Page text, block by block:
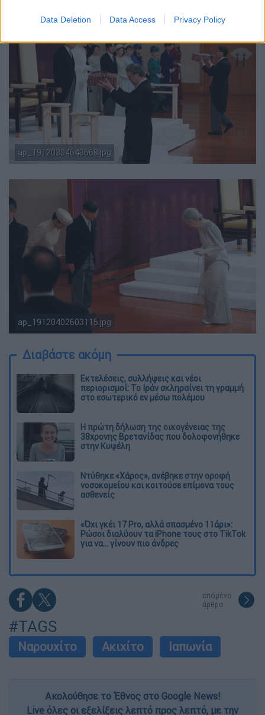
Data Deletion Data Access Privacy Policy
ap_19120304643668.jpg
ap_19120402603115.jpg
Διαβάστε ακόμη
Εκτελέσεις, συλλήψεις και νέοι
περιορισμοί: Το Ιράν σκληραίνει τη γραμμή
στο εσωτερικό εν μέσω πολέμου
Η πρώτη δήλωση της οικογένειας της
38χρονης Βρετανίδας που δολοφονήθηκε
στην Κυψέλη
Ντύθηκε «Χάρος», ανέβηκε στην οροφή
νοσοκομείου και κοιτούσε επίμονα τους
ασθενείς
«Όχι γκέι 17 Pro, αλλά σπασμένο 11άρι»:
Ρώσοι διαλύουν τα iPhone τους στο TikTok
για να... γίνουν πιο άνδρες
επόμενο
άρθρο
#TAGS
Ναρουχίτο Ακιχίτο Ιαπωνία
Ακολούθησε το Έθνος στο Google News!
Live όλες οι εξελίξεις λεπτό προς λεπτό, με την